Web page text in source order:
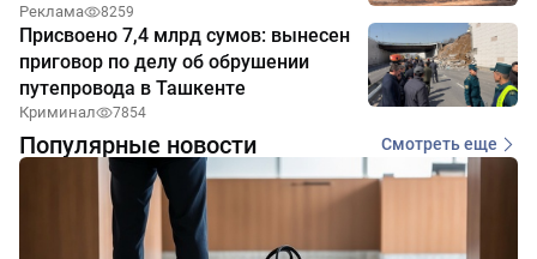
Реклама 8259
Присвоено 7,4 млрд сумов: вынесен
приговор по делу об обрушении
путепровода в Ташкенте
Криминал 7854
Популярные новости Смотреть еще